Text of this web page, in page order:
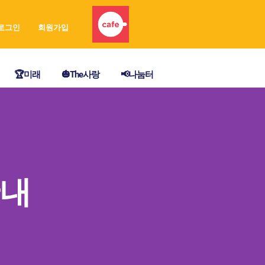
그인 회원가입
🏆미래 🎃The사랑 📢나눔터